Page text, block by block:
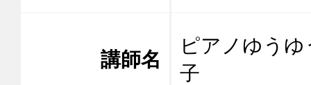
講師名
ピアノゆう
子